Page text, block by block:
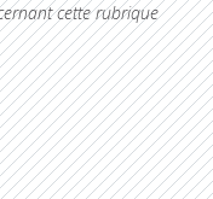
cette rubrique